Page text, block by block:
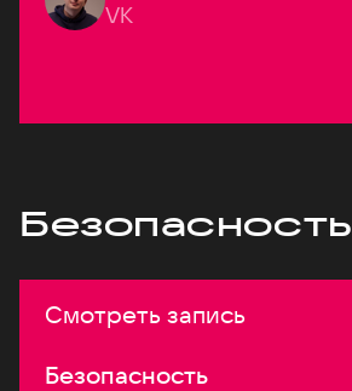
VK
Безопасность
Смотреть запись
Безопасность